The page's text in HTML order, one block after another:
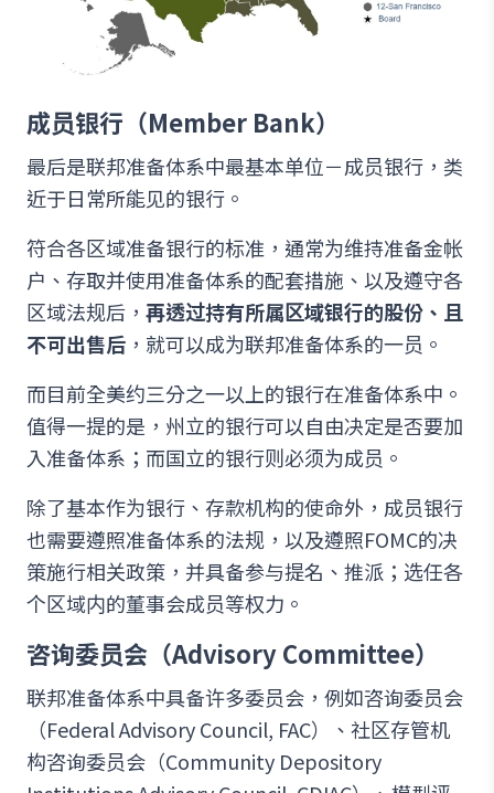
成员银行（Member Bank）
最后是联邦准备体系中最基本单位－成员银行，类
近于日常所能见的银行。
符合各区域准备银行的标准，通常为维持准备金帐
户、存取并使用准备体系的配套措施、以及遵守各
区域法规后， 再透过持有所属区域银行的股份、且
不可出售后 ，就可以成为联邦准备体系的一员。
而目前全美约三分之一以上的银行在准备体系中。
值得一提的是，州立的银行可以自由决定是否要加
入准备体系；而国立的银行则必须为成员。
除了基本作为银行、存款机构的使命外，成员银行
也需要遵照准备体系的法规，以及遵照FOMC的决
策施行相关政策，并具备参与提名、推派；选任各
个区域内的董事会成员等权力。
咨询委员会（Advisory Committee）
联邦准备体系中具备许多委员会，例如咨询委员会
（Federal Advisory Council, FAC）、社区存管机
构咨询委员会（Community Depository